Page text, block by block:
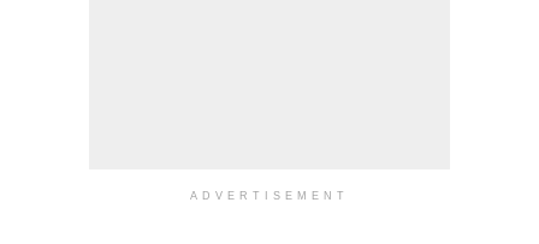
ADVERTISEMENT